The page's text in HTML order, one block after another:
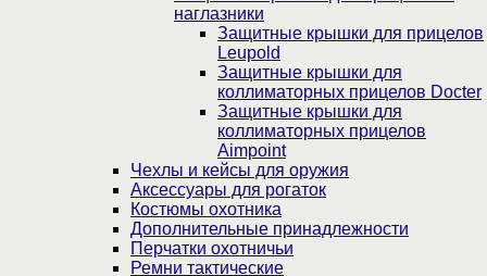
наглазники
Защитные крышки для прицелов
Leupold
Защитные крышки для
коллиматорных прицелов Docter
Защитные крышки для
коллиматорных прицелов
Aimpoint
Чехлы и кейсы для оружия
Аксессуары для рогаток
Костюмы охотника
Дополнительные принадлежности
Перчатки охотничьи
Ремни тактические